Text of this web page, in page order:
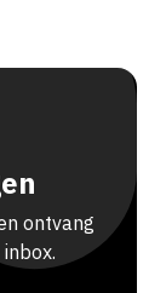
ontvang